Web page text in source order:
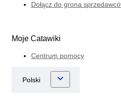
Dołącz do grona
Moje Catawiki
Centrum pomocy